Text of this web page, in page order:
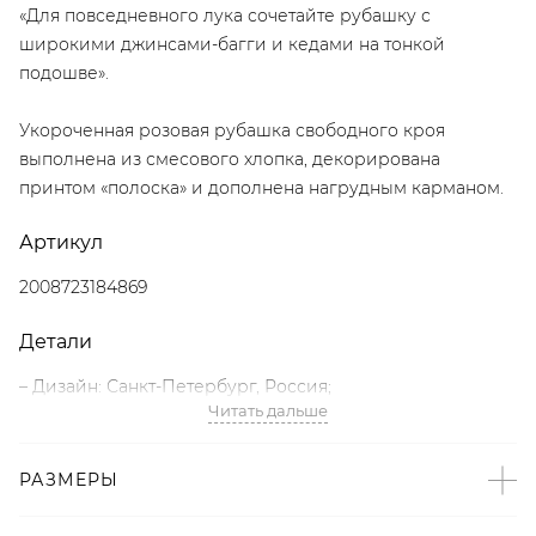
«Для повседневного лука сочетайте рубашку с
широкими джинсами-багги и кедами на тонкой
подошве».
Укороченная розовая рубашка свободного кроя
выполнена из смесового хлопка, декорирована
принтом «полоска» и дополнена нагрудным карманом.
Артикул
2008723184869
Детали
– Дизайн: Санкт-Петербург, Россия;
– Принт «полоска» – тренд SS’26 по версии Buro 24/7;
– Свободный укороченный крой;
Читать дальше
РАЗМЕРЫ